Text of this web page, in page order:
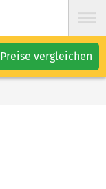
Preise vergleichen